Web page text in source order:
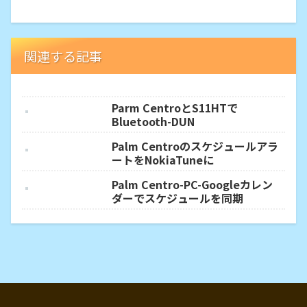
関連する記事
Parm CentroとS11HTで
Bluetooth-DUN
Palm Centroのスケジュールアラ
ートをNokiaTuneに
Palm Centro-PC-Googleカレン
ダーでスケジュールを同期